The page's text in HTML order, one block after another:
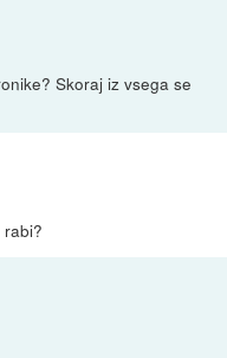
Skoraj iz vsega se